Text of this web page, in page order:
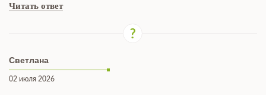
Читать ответ
Светлана
02 июля 2026